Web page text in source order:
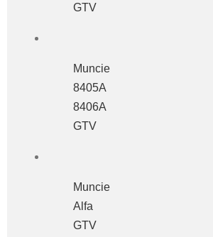
GTV
Muncie
8405A
8406A
GTV
Muncie
Alfa
GTV